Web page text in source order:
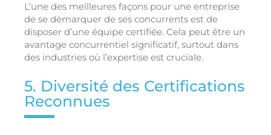
L’une des meilleures façons pour une entreprise
de se démarquer de ses concurrents est de
disposer d’une équipe certifiée. Cela peut être un
avantage concurrentiel significatif, surtout dans
des industries où l’expertise est cruciale.
5. Diversité des Certifications
Reconnues